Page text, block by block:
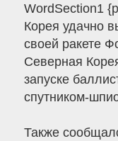
WordSection1
Корея удачно
своей ракете
Северная
запуске
спутником-
Также